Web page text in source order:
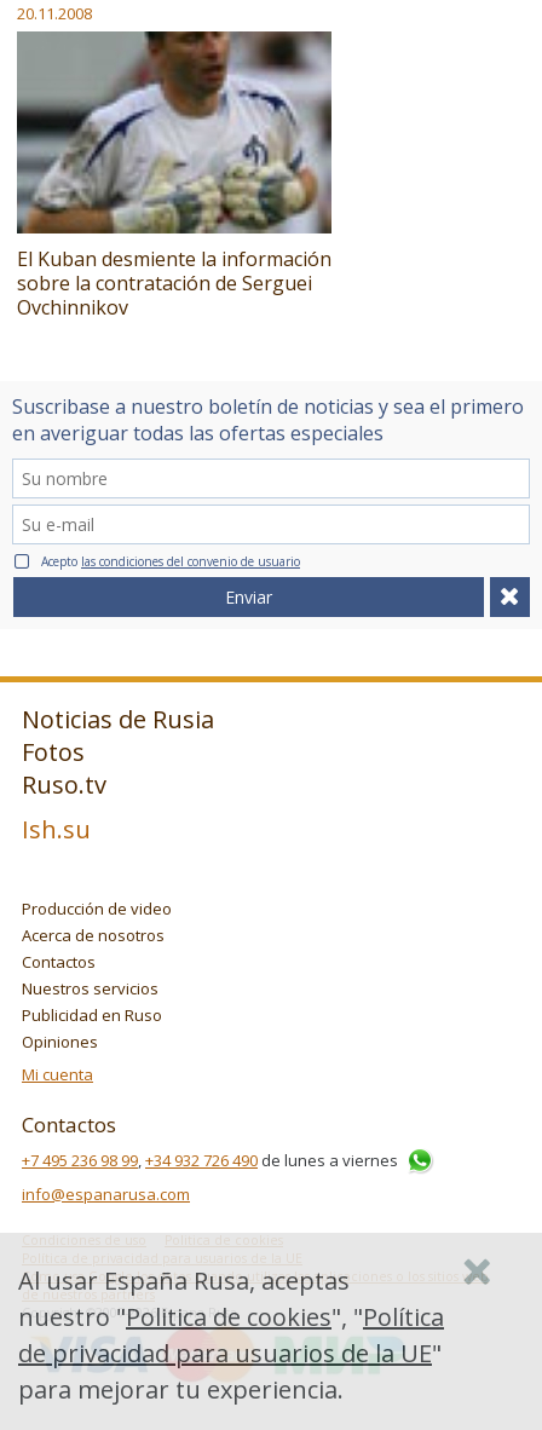
20.11.2008
El Kuban desmiente la información
sobre la contratación de Serguei
Ovchinnikov
Suscribase a nuestro boletín de noticias y sea el primero
en averiguar todas las ofertas especiales
Acepto las condiciones del convenio de usuario
Enviar
Noticias de Rusia
Fotos
Ruso.tv
Ish.su
Producción de video
Acerca de nosotros
Contactos
Nuestros servicios
Publicidad en Ruso
Opiniones
Mi cuenta
Contactos
+7 495 236 98 99,+34 932 726 490 de lunes a viernes
info@espanarusa.com
Politica de cookies
Política de privacidad para usuarios de la UE
Cómo usa Google los datos cuando utilizas las aplicaciones o los sitios web
de nuestros partners
Copyright ©2007-2026 Espana Rusa
Al usar España Rusa, aceptas
nuestro "Politica de cookies", "Política
de privacidad para usuarios de la UE"
para mejorar tu experiencia.